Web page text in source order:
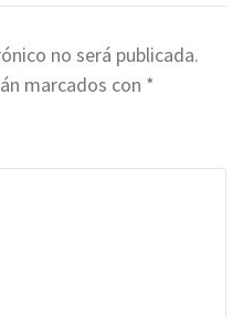
no será publicada.
marcados con *